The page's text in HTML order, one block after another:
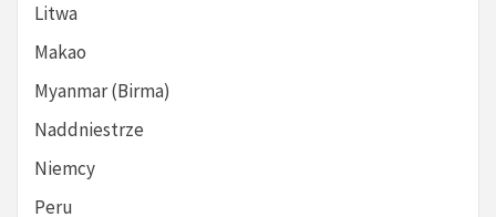
Litwa
Makao
Myanmar (Birma)
Naddniestrze
Niemcy
Peru